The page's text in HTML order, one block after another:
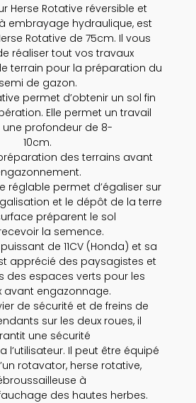
Herse Rotative réversible et
embrayage hydraulique, est
Rotative de 75cm. Il vous
réaliser tout vos travaux
terrain pour la préparation du
semi de gazon.
permet d’obtenir un sol fin
Elle permet un travail
une profondeur de 8-
10cm.
des terrains avant
réglable permet d’égaliser sur
et le dépôt de la terre
préparent le sol
la semence.
de 11CV (Honda) et sa
apprécié des paysagistes et
des espaces verts pour les
avant engazonnage.
de sécurité et de freins de
sur les deux roues, il
une sécurité
l’utilisateur. Il peut être équipé
rotavator, herse rotative,
à
des hautes herbes.